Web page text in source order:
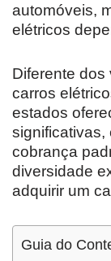
automóveis,
elétricos
Diferente
carros
estados
significativas,
cobrança
diversidade
adquirir um
Guia do